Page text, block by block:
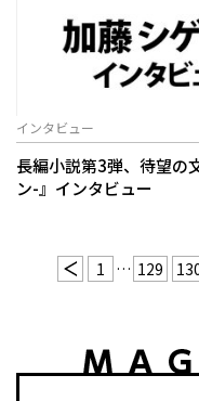
インタビュー
長編小説第3弾、待望
ン-』インタビュー
1 … 129